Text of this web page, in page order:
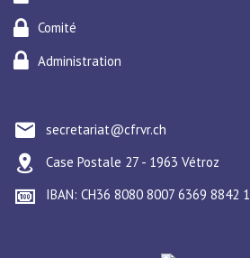
Comité
Administration
secretariat@cfrvr.ch
Case Postale 27 - 1963 Vétroz
IBAN: CH36 8080 8007 6369 8842 1